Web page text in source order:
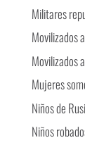
Militares
Movilizados
Movilizados
Mujeres
Niños de
Niños